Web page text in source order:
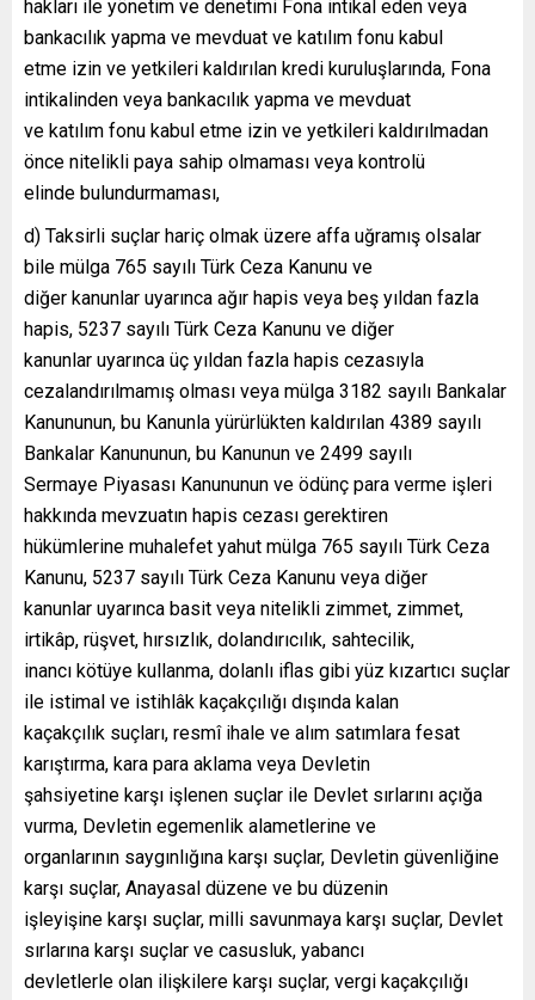
hakları ile yönetim ve denetimi Fona intikal eden veya
bankacılık yapma ve mevduat ve katılım fonu kabul
etme izin ve yetkileri kaldırılan kredi kuruluşlarında, Fona
intikalinden veya bankacılık yapma ve mevduat
ve katılım fonu kabul etme izin ve yetkileri kaldırılmadan
önce nitelikli paya sahip olmaması veya kontrolü
elinde bulundurmaması,
d) Taksirli suçlar hariç olmak üzere affa uğramış olsalar
bile mülga 765 sayılı Türk Ceza Kanunu ve
diğer kanunlar uyarınca ağır hapis veya beş yıldan fazla
hapis, 5237 sayılı Türk Ceza Kanunu ve diğer
kanunlar uyarınca üç yıldan fazla hapis cezasıyla
cezalandırılmamış olması veya mülga 3182 sayılı Bankalar
Kanununun, bu Kanunla yürürlükten kaldırılan 4389 sayılı
Bankalar Kanununun, bu Kanunun ve 2499 sayılı
Sermaye Piyasası Kanununun ve ödünç para verme işleri
hakkında mevzuatın hapis cezası gerektiren
hükümlerine muhalefet yahut mülga 765 sayılı Türk Ceza
Kanunu, 5237 sayılı Türk Ceza Kanunu veya diğer
kanunlar uyarınca basit veya nitelikli zimmet, zimmet,
irtikâp, rüşvet, hırsızlık, dolandırıcılık, sahtecilik,
inancı kötüye kullanma, dolanlı iflas gibi yüz kızartıcı suçlar
ile istimal ve istihlâk kaçakçılığı dışında kalan
kaçakçılık suçları, resmî ihale ve alım satımlara fesat
karıştırma, kara para aklama veya Devletin
şahsiyetine karşı işlenen suçlar ile Devlet sırlarını açığa
vurma, Devletin egemenlik alametlerine ve
organlarının saygınlığına karşı suçlar, Devletin güvenliğine
karşı suçlar, Anayasal düzene ve bu düzenin
işleyişine karşı suçlar, milli savunmaya karşı suçlar, Devlet
sırlarına karşı suçlar ve casusluk, yabancı
devletlerle olan ilişkilere karşı suçlar, vergi kaçakçılığı